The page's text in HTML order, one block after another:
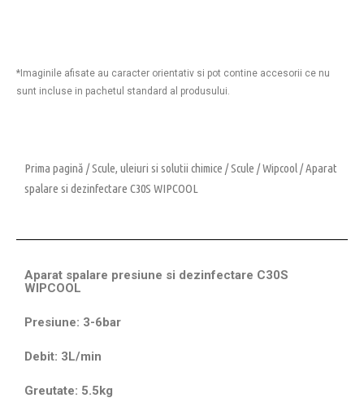
*Imaginile afisate au caracter orientativ si pot contine accesorii ce nu
sunt incluse in pachetul standard al produsului.
Prima pagină /Scule, uleiuri si solutii chimice /Scule /Wipcool/ Aparat
spalare si dezinfectare C30S WIPCOOL
Aparat spalare presiune si dezinfectare C30S
WIPCOOL
Presiune: 3-6bar
Debit: 3L/min
Greutate: 5.5kg